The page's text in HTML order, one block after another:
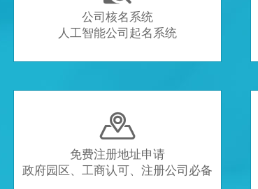
公司核名系统
人工智能公司起名系统

免费注册地址申请
政府园区、工商认可、注册公司必备